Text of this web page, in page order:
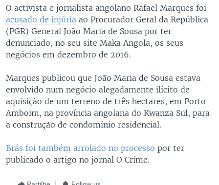
O activista e jornalista angolano Rafael Marques foi
acusado de injúria ao Procurador Geral da República
(PGR) General João Maria de Sousa por ter
denunciado, no seu site Maka Angola, os seus
negócios em dezembro de 2016.
Marques publicou que João Maria de Sousa estava
envolvido num negócio alegadamente ilícito de
aquisição de um terreno de três hectares, em Porto
Amboim, na província angolana do Kwanza Sul, para
a construção de condomínio residencial.
Brás foi também arrolado no processo por ter
publicado o artigo no jornal O Crime.